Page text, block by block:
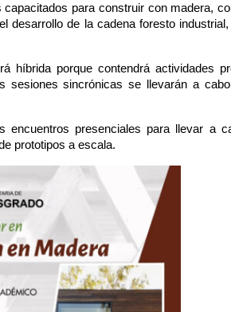
para construir con madera,
desarrollo de la cadena foresto
híbrida porque contendrá actividades
sesiones sincrónicas se llevarán a
encuentros presenciales para llevar a
prototipos a escala.